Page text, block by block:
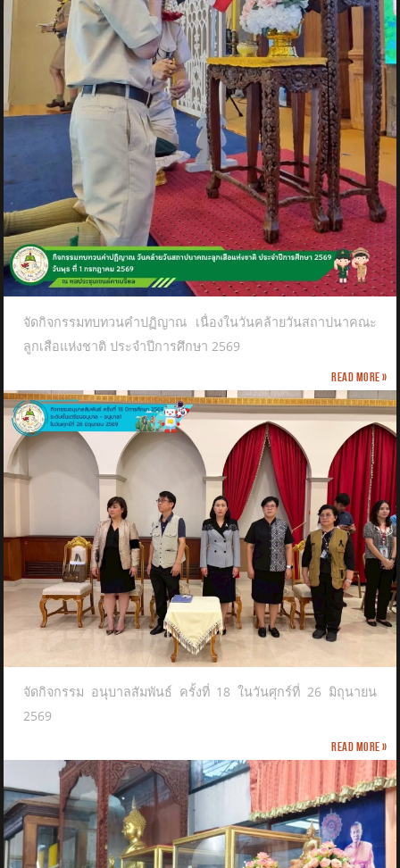
จัดกิจกรรมทบทวนคำปฏิญาณ เนื่องในวันคล้ายวันสถาปนาคณะ
ลูกเสือแห่งชาติ​ ประจำปีการศึกษา 2569
Read more »
จัดกิจกรรม อนุบาลสัมพันธ์ ครั้งที่ 18 ในวันศุกร์ที่ 26 มิถุนายน
2569
Read more »